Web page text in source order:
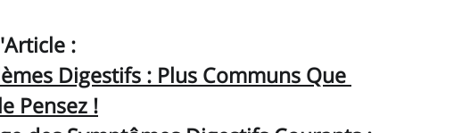
:
Digestifs : Plus Communs Que
Pensez !